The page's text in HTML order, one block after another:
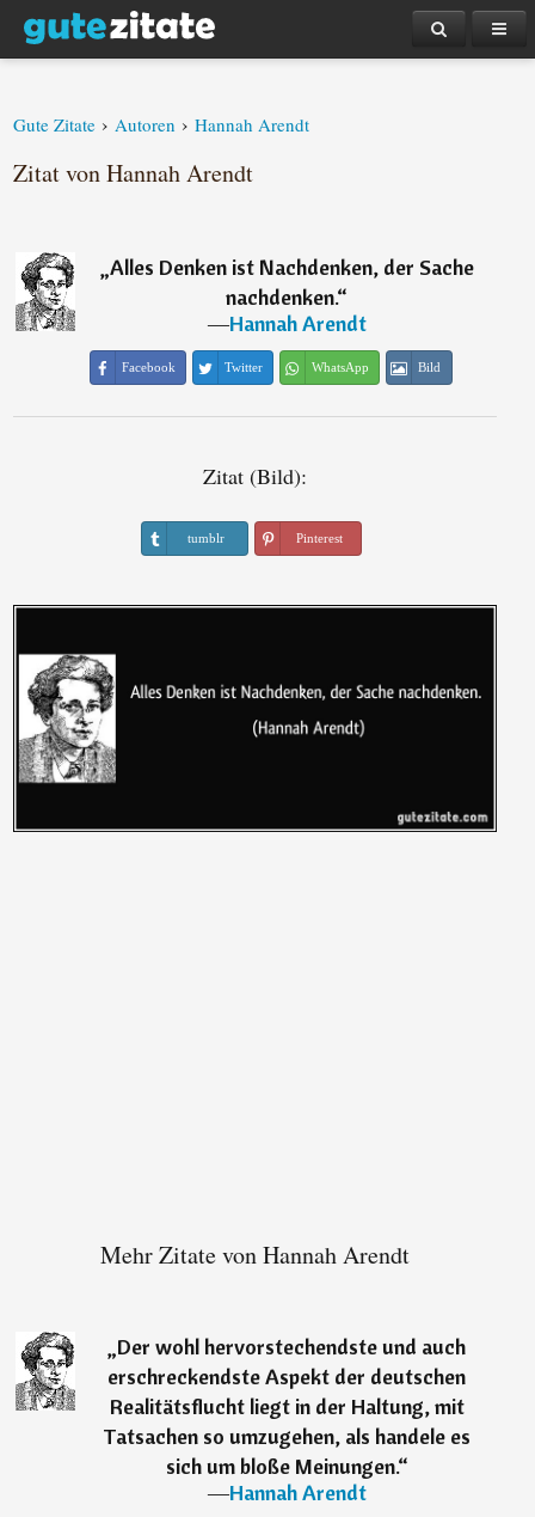
Gute Zitate › Autoren › Hannah Arendt
Zitat von Hannah Arendt
„Alles Denken ist Nachdenken, der Sache
nachdenken.“
―Hannah Arendt
Facebook Twitter WhatsApp Bild
Zitat (Bild):
tumblr Pinterest
Mehr Zitate von Hannah Arendt
„Der wohl hervorstechendste und auch
erschreckendste Aspekt der deutschen
Realitätsflucht liegt in der Haltung, mit
Tatsachen so umzugehen, als handele es
sich um bloße Meinungen.“
―Hannah Arendt